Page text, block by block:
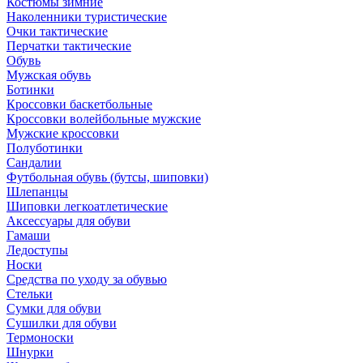
Наколенники туристические
Очки тактические
Перчатки тактические
Обувь
Мужская обувь
Ботинки
Кроссовки баскетбольные
Кроссовки волейбольные мужские
Мужские кроссовки
Полуботинки
Сандалии
Футбольная обувь (бутсы, шиповки)
Шлепанцы
Шиповки легкоатлетические
Аксессуары для обуви
Гамаши
Ледоступы
Носки
Средства по уходу за обувью
Стельки
Сумки для обуви
Сушилки для обуви
Термоноски
Шнурки